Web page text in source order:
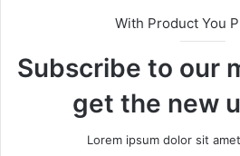
With Product You
Subscribe to our
get the new
Lorem ipsum dolor sit